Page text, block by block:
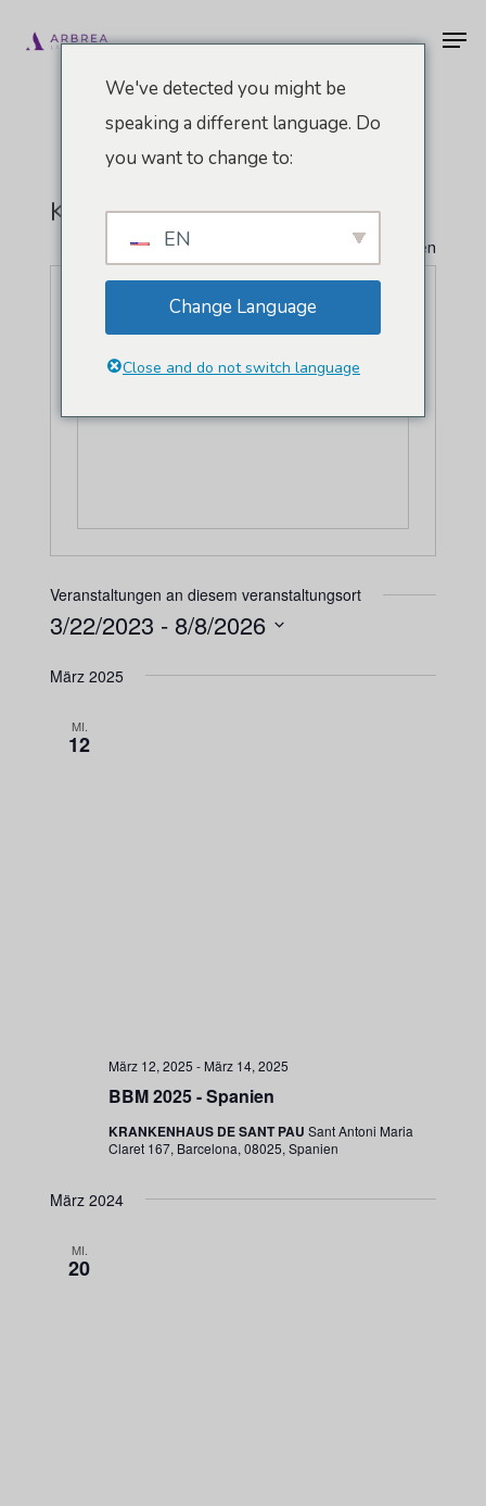
Hauptinhalt
KRANKENHAUS DE SANT PAU
" Alle Veranstaltungen
Sant Antoni Maria Claret 167
Barcelona
Veranstaltungen an diesem veranstaltungsort
3/22/2023 - 8/8/2026
März 2025
MI.
12
BBM 2025 - Spanien
März 12, 2025 - März 14, 2025
KRANKENHAUS DE SANT PAUSant Antoni Maria
Claret 167, Barcelona, 08025, Spanien
März 2024
MI.
20
We've detected you might be
speaking a different language. Do
you want to change to:
EN
Change Language
Close and do not switch language